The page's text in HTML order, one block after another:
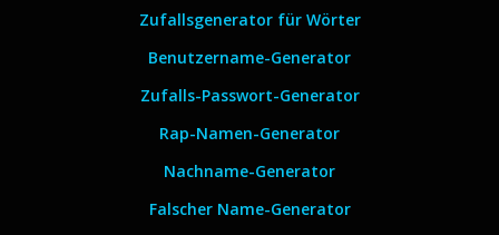
Zufallsgenerator für Wörter
Benutzername-Generator
Zufalls-Passwort-Generator
Rap-Namen-Generator
Nachname-Generator
Falscher Name-Generator